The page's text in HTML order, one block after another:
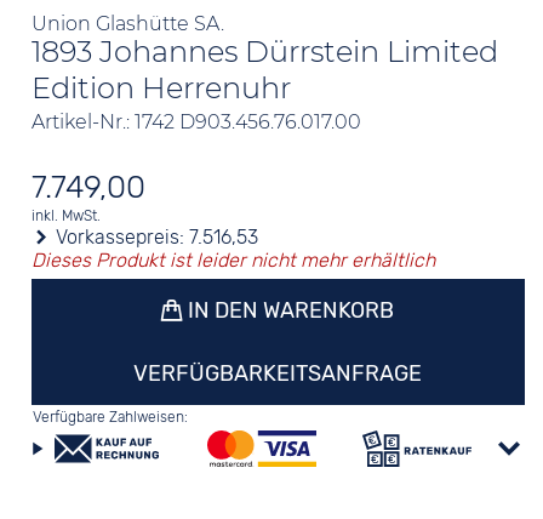
Union Glashütte SA.
1893 Johannes Dürrstein Limited
Edition Herrenuhr
Artikel-Nr.: 1742 D903.456.76.017.00
7.749,00
inkl. MwSt.
Vorkassepreis:7.516,53
Dieses Produkt ist leider nicht mehr erhältlich
IN DEN WARENKORB
VERFÜGBARKEITSANFRAGE
Verfügbare Zahlweisen: